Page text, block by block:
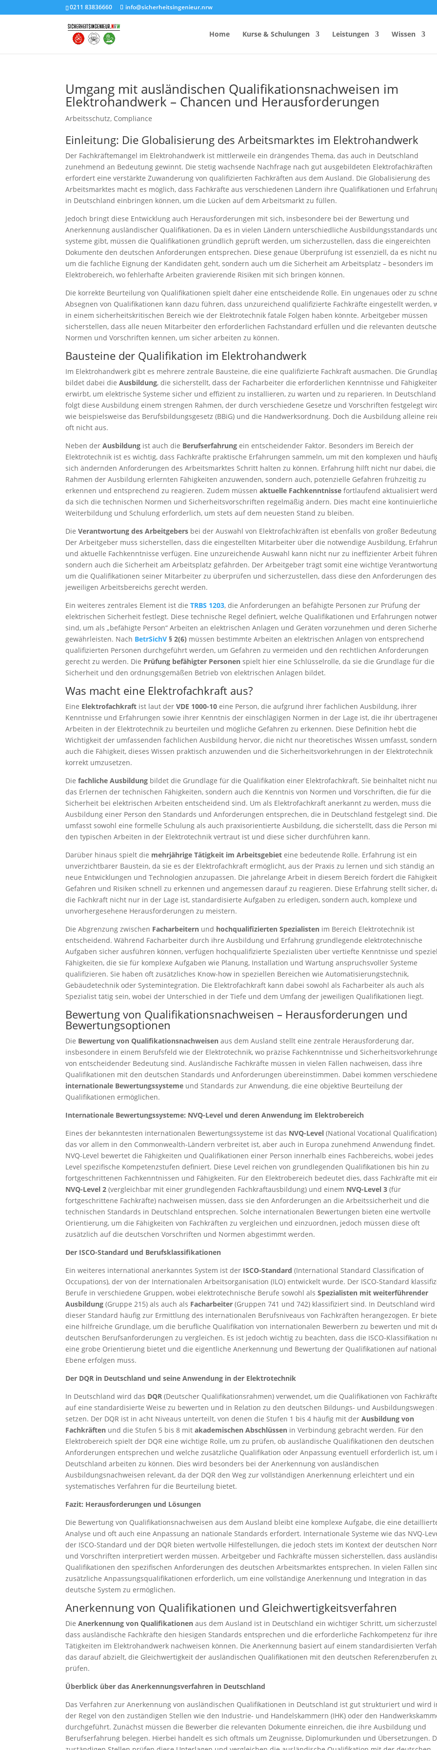
0211 83836660 info@sicherheitsingenieur.nrw
Home Kurse & Schulungen Leistungen Wissen
Anzahl Brandschutzhelfer
Kosten eines Brandschutzkonzepts
Anzahl Sicherheitsbeauftragter
SiGeKo-Honorarrechner
Schneelast-Rechner
Zurrmittel & Ladungssicherung
Umgang mit ausländischen Qualifikationsnachweisen im
Elektrohandwerk – Chancen und Herausforderungen
Arbeitsschutz, Compliance
Einleitung: Die Globalisierung des Arbeitsmarktes im Elektrohandwerk
Der Fachkräftemangel im Elektrohandwerk ist mittlerweile ein drängendes Thema, das auch in Deutschland
zunehmend an Bedeutung gewinnt. Die stetig wachsende Nachfrage nach gut ausgebildeten Elektrofachkräften
erfordert eine verstärkte Zuwanderung von qualifizierten Fachkräften aus dem Ausland. Die Globalisierung des
Arbeitsmarktes macht es möglich, dass Fachkräfte aus verschiedenen Ländern ihre Qualifikationen und
in Deutschland einbringen können, um die Lücken auf dem Arbeitsmarkt zu füllen.
Jedoch bringt diese Entwicklung auch Herausforderungen mit sich, insbesondere bei der Bewertung und
Anerkennung ausländischer Qualifikationen. Da es in vielen Ländern unterschiedliche Ausbildungsstandards
systeme gibt, müssen die Qualifikationen gründlich geprüft werden, um sicherzustellen, dass die eingereichten
Dokumente den deutschen Anforderungen entsprechen. Diese genaue Überprüfung ist essenziell, da es nicht
um die fachliche Eignung der Kandidaten geht, sondern auch um die Sicherheit am Arbeitsplatz – besonders im
Elektrobereich, wo fehlerhafte Arbeiten gravierende Risiken mit sich bringen können.
Die korrekte Beurteilung von Qualifikationen spielt daher eine entscheidende Rolle. Ein ungenaues oder zu
Absegnen von Qualifikationen kann dazu führen, dass unzureichend qualifizierte Fachkräfte eingestellt werden,
in einem sicherheitskritischen Bereich wie der Elektrotechnik fatale Folgen haben könnte. Arbeitgeber müssen
sicherstellen, dass alle neuen Mitarbeiter den erforderlichen Fachstandard erfüllen und die relevanten
Normen und Vorschriften kennen, um sicher arbeiten zu können.
Bausteine der Qualifikation im Elektrohandwerk
Im Elektrohandwerk gibt es mehrere zentrale Bausteine, die eine qualifizierte Fachkraft ausmachen. Die
bildet dabei dieAusbildung, die sicherstellt, dass der Facharbeiter die erforderlichen Kenntnisse und
erwirbt, um elektrische Systeme sicher und effizient zu installieren, zu warten und zu reparieren. In Deutschland
folgt diese Ausbildung einem strengen Rahmen, der durch verschiedene Gesetze und Vorschriften festgelegt
wie beispielsweise das Berufsbildungsgesetz (BBiG) und die Handwerksordnung. Doch die Ausbildung alleine
oft nicht aus.
Neben derAusbildung ist auch die Berufserfahrung ein entscheidender Faktor. Besonders im Bereich der
Elektrotechnik ist es wichtig, dass Fachkräfte praktische Erfahrungen sammeln, um mit den komplexen und
sich ändernden Anforderungen des Arbeitsmarktes Schritt halten zu können. Erfahrung hilft nicht nur dabei, die
Rahmen der Ausbildung erlernten Fähigkeiten anzuwenden, sondern auch, potenzielle Gefahren frühzeitig zu
erkennen und entsprechend zu reagieren. Zudem müssenaktuelle Fachkenntnisse fortlaufend aktualisiert
da sich die technischen Normen und Sicherheitsvorschriften regelmäßig ändern. Dies macht eine kontinuierliche
Weiterbildung und Schulung erforderlich, um stets auf dem neuesten Stand zu bleiben.
DieVerantwortung des Arbeitgebers bei der Auswahl von Elektrofachkräften ist ebenfalls von großer
Der Arbeitgeber muss sicherstellen, dass die eingestellten Mitarbeiter über die notwendige Ausbildung,
und aktuelle Fachkenntnisse verfügen. Eine unzureichende Auswahl kann nicht nur zu ineffizienter Arbeit
sondern auch die Sicherheit am Arbeitsplatz gefährden. Der Arbeitgeber trägt somit eine wichtige
um die Qualifikationen seiner Mitarbeiter zu überprüfen und sicherzustellen, dass diese den Anforderungen des
jeweiligen Arbeitsbereichs gerecht werden.
Ein weiteres zentrales Element ist dieTRBS 1203, die Anforderungen an befähigte Personen zur Prüfung der
elektrischen Sicherheit festlegt. Diese technische Regel definiert, welche Qualifikationen und Erfahrungen
sind, um als „befähigte Person“ Arbeiten an elektrischen Anlagen und Geräten vorzunehmen und deren
gewährleisten. Nach BetrSichV § 2(6) müssen bestimmte Arbeiten an elektrischen Anlagen von entsprechend
qualifizierten Personen durchgeführt werden, um Gefahren zu vermeiden und den rechtlichen Anforderungen
gerecht zu werden. Die Prüfung befähigter Personen spielt hier eine Schlüsselrolle, da sie die Grundlage für die
Sicherheit und den ordnungsgemäßen Betrieb von elektrischen Anlagen bildet.
Was macht eine Elektrofachkraft aus?
Eine Elektrofachkraft ist laut derVDE 1000-10 eine Person, die aufgrund ihrer fachlichen Ausbildung, ihrer
Kenntnisse und Erfahrungen sowie ihrer Kenntnis der einschlägigen Normen in der Lage ist, die ihr
Arbeiten in der Elektrotechnik zu beurteilen und mögliche Gefahren zu erkennen. Diese Definition hebt die
Wichtigkeit der umfassenden fachlichen Ausbildung hervor, die nicht nur theoretisches Wissen umfasst, sondern
auch die Fähigkeit, dieses Wissen praktisch anzuwenden und die Sicherheitsvorkehrungen in der Elektrotechnik
korrekt umzusetzen.
Diefachliche Ausbildung bildet die Grundlage für die Qualifikation einer Elektrofachkraft. Sie beinhaltet nicht
das Erlernen der technischen Fähigkeiten, sondern auch die Kenntnis von Normen und Vorschriften, die für die
Sicherheit bei elektrischen Arbeiten entscheidend sind. Um als Elektrofachkraft anerkannt zu werden, muss die
Ausbildung einer Person den Standards und Anforderungen entsprechen, die in Deutschland festgelegt sind.
umfasst sowohl eine formelle Schulung als auch praxisorientierte Ausbildung, die sicherstellt, dass die Person
den typischen Arbeiten in der Elektrotechnik vertraut ist und diese sicher durchführen kann.
Darüber hinaus spielt die mehrjährige Tätigkeit im Arbeitsgebiet eine bedeutende Rolle. Erfahrung ist ein
unverzichtbarer Baustein, da sie es der Elektrofachkraft ermöglicht, aus der Praxis zu lernen und sich ständig an
neue Entwicklungen und Technologien anzupassen. Die jahrelange Arbeit in diesem Bereich fördert die
Gefahren und Risiken schnell zu erkennen und angemessen darauf zu reagieren. Diese Erfahrung stellt sicher,
die Fachkraft nicht nur in der Lage ist, standardisierte Aufgaben zu erledigen, sondern auch, komplexe und
unvorhergesehene Herausforderungen zu meistern.
Die Abgrenzung zwischen Facharbeitern und hochqualifizierten Spezialisten im Bereich Elektrotechnik ist
entscheidend. Während Facharbeiter durch ihre Ausbildung und Erfahrung grundlegende elektrotechnische
Aufgaben sicher ausführen können, verfügen hochqualifizierte Spezialisten über vertiefte Kenntnisse und
Fähigkeiten, die sie für komplexe Aufgaben wie Planung, Installation und Wartung anspruchsvoller Systeme
qualifizieren. Sie haben oft zusätzliches Know-how in speziellen Bereichen wie Automatisierungstechnik,
Gebäudetechnik oder Systemintegration. Die Elektrofachkraft kann dabei sowohl als Facharbeiter als auch als
Spezialist tätig sein, wobei der Unterschied in der Tiefe und dem Umfang der jeweiligen Qualifikationen liegt.
Bewertung von Qualifikationsnachweisen – Herausforderungen und
Bewertungsoptionen
Die Bewertung von Qualifikationsnachweisen aus dem Ausland stellt eine zentrale Herausforderung dar,
insbesondere in einem Berufsfeld wie der Elektrotechnik, wo präzise Fachkenntnisse und
von entscheidender Bedeutung sind. Ausländische Fachkräfte müssen in vielen Fällen nachweisen, dass ihre
Qualifikationen mit den deutschen Standards und Anforderungen übereinstimmen. Dabei kommen verschiedene
internationale Bewertungssysteme und Standards zur Anwendung, die eine objektive Beurteilung der
Qualifikationen ermöglichen.
Internationale Bewertungssysteme: NVQ-Level und deren Anwendung im Elektrobereich
Eines der bekanntesten internationalen Bewertungssysteme ist das NVQ-Level (National Vocational
das vor allem in den Commonwealth-Ländern verbreitet ist, aber auch in Europa zunehmend Anwendung findet.
NVQ-Level bewertet die Fähigkeiten und Qualifikationen einer Person innerhalb eines Fachbereichs, wobei jedes
Level spezifische Kompetenzstufen definiert. Diese Level reichen von grundlegenden Qualifikationen bis hin zu
fortgeschrittenen Fachkenntnissen und Fähigkeiten. Für den Elektrobereich bedeutet dies, dass Fachkräfte mit
NVQ-Level 2 (vergleichbar mit einer grundlegenden Fachkraftausbildung) und einem NVQ-Level 3 (für
fortgeschrittene Fachkräfte) nachweisen müssen, dass sie den Anforderungen an die Arbeitssicherheit und die
technischen Standards in Deutschland entsprechen. Solche internationalen Bewertungen bieten eine wertvolle
Orientierung, um die Fähigkeiten von Fachkräften zu vergleichen und einzuordnen, jedoch müssen diese oft
zusätzlich auf die deutschen Vorschriften und Normen abgestimmt werden.
Der ISCO-Standard und Berufsklassifikationen
Ein weiteres international anerkanntes System ist der ISCO-Standard (International Standard Classification of
Occupations), der von der Internationalen Arbeitsorganisation (ILO) entwickelt wurde. Der ISCO-Standard
Berufe in verschiedene Gruppen, wobei elektrotechnische Berufe sowohl alsSpezialisten mit weiterführender
Ausbildung (Gruppe 215) als auch als Facharbeiter (Gruppen 741 und 742) klassifiziert sind. In Deutschland wird
dieser Standard häufig zur Ermittlung des internationalen Berufsniveaus von Fachkräften herangezogen. Er
eine hilfreiche Grundlage, um die berufliche Qualifikation von internationalen Bewerbern zu bewerten und mit
deutschen Berufsanforderungen zu vergleichen. Es ist jedoch wichtig zu beachten, dass die ISCO-Klassifikation
eine grobe Orientierung bietet und die eigentliche Anerkennung und Bewertung der Qualifikationen auf
Ebene erfolgen muss.
Der DQR in Deutschland und seine Anwendung in der Elektrotechnik
In Deutschland wird das DQR (Deutscher Qualifikationsrahmen) verwendet, um die Qualifikationen von
auf eine standardisierte Weise zu bewerten und in Relation zu den deutschen Bildungs- und Ausbildungswegen
setzen. Der DQR ist in acht Niveaus unterteilt, von denen die Stufen 1 bis 4 häufig mit derAusbildung von
Fachkräften und die Stufen 5 bis 8 mitakademischen Abschlüssen in Verbindung gebracht werden. Für den
Elektrobereich spielt der DQR eine wichtige Rolle, um zu prüfen, ob ausländische Qualifikationen den deutschen
Anforderungen entsprechen und welche zusätzliche Qualifikation oder Anpassung eventuell erforderlich ist, um
Deutschland arbeiten zu können. Dies wird besonders bei der Anerkennung von ausländischen
Ausbildungsnachweisen relevant, da der DQR den Weg zur vollständigen Anerkennung erleichtert und ein
systematisches Verfahren für die Beurteilung bietet.
Fazit: Herausforderungen und Lösungen
Die Bewertung von Qualifikationsnachweisen aus dem Ausland bleibt eine komplexe Aufgabe, die eine
Analyse und oft auch eine Anpassung an nationale Standards erfordert. Internationale Systeme wie das NVQ-
der ISCO-Standard und der DQR bieten wertvolle Hilfestellungen, die jedoch stets im Kontext der deutschen
und Vorschriften interpretiert werden müssen. Arbeitgeber und Fachkräfte müssen sicherstellen, dass
Qualifikationen den spezifischen Anforderungen des deutschen Arbeitsmarktes entsprechen. In vielen Fällen
zusätzliche Anpassungsqualifikationen erforderlich, um eine vollständige Anerkennung und Integration in das
deutsche System zu ermöglichen.
Anerkennung von Qualifikationen und Gleichwertigkeitsverfahren
DieAnerkennung von Qualifikationen aus dem Ausland ist in Deutschland ein wichtiger Schritt, um
dass ausländische Fachkräfte den hiesigen Standards entsprechen und die erforderliche Fachkompetenz für ihre
Tätigkeiten im Elektrohandwerk nachweisen können. Die Anerkennung basiert auf einem standardisierten
das darauf abzielt, die Gleichwertigkeit der ausländischen Qualifikationen mit den deutschen Referenzberufen
prüfen.
Überblick über das Anerkennungsverfahren in Deutschland
Das Verfahren zur Anerkennung von ausländischen Qualifikationen in Deutschland ist gut strukturiert und wird
der Regel von den zuständigen Stellen wie den Industrie- und Handelskammern (IHK) oder den
durchgeführt. Zunächst müssen die Bewerber die relevanten Dokumente einreichen, die ihre Ausbildung und
Berufserfahrung belegen. Hierbei handelt es sich oftmals um Zeugnisse, Diplomurkunden und Übersetzungen.